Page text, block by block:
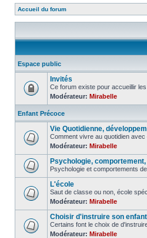
Accueil du forum
Espace public
Invités
Ce forum existe pour accueillir les
Modérateur: Mirabelle
Enfant Précoce
Vie Quotidienne,
Comment vivre au quotidien
Modérateur: Mirabelle
Psychologie,
Psychologie et comportements
L'école
Saut de classe ou non, école
Modérateur: Mirabelle
Choisir d'instruire son
Certains font le choix de
Modérateur: Mirabelle